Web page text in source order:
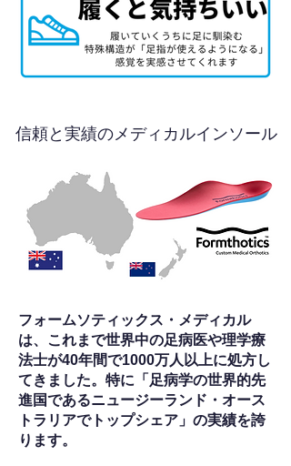
信頼と実績のメディカルインソール
フォームソティックス・メディカル
は、これまで世界中の足病医や理学療
法士が40年間で1000万人以上に処方し
てきました。特に「足病学の世界的先
進国であるニュージーランド・オース
トラリアでトップシェア」の実績を誇
ります。